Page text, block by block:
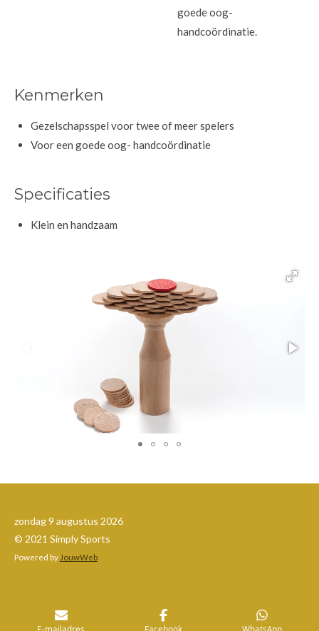
goede oog-
handcoördinatie.
Kenmerken
Gezelschapsspel voor twee of meer spelers
Voor een goede oog- handcoördinatie
Specificaties
Klein en handzaam
zondag 9 augustus 2026
© 2021 Simply Sports
Powered by JouwWeb